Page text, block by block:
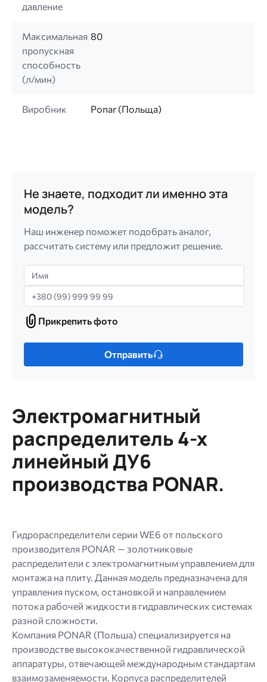
давление
Максимальная
пропускная
способность
(л/мин)
80
Виробник Ponar (Польща)
Не знаете, подходит ли именно эта
модель?
Наш инженер поможет подобрать аналог,
рассчитать систему или предложит решение.
Имя
Телефон
Прикрепить
фото
Прикрепить фото
Только
МБ.
Допустимые
типы:
gif
jpg
jpeg
Отправить
Электромагнитный
распределитель 4-х
линейный ДУ6
производства PONAR.
Гидрораспределители серии WE6 от польского
производителя PONAR — золотниковые
распределители с электромагнитным управлением для
монтажа на плиту. Данная модель предназначена для
управления пуском, остановкой и направлением
потока рабочей жидкости в гидравлических системах
разной сложности.
Компания PONAR (Польша) специализируется на
производстве высококачественной гидравлической
аппаратуры, отвечающей международным стандартам
взаимозаменяемости. Корпуса распределителей